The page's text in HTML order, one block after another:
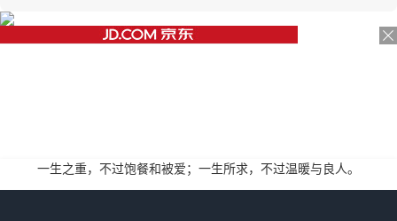
一生之重，不过饱餐和被爱；一生所求，不过温暖与良人。